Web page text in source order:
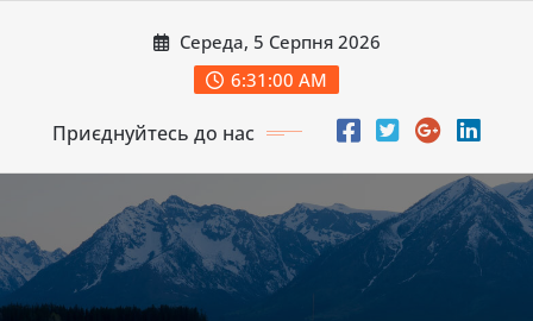
Середа, 5 Серпня 2026
6:31:02 AM
Приєднуйтесь до нас